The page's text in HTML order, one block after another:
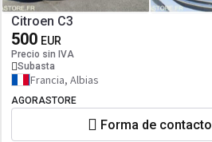
Citroen C3
500 EUR
Precio sin IVA
Subasta
Francia, Albias
AGORASTORE
Forma de contacto